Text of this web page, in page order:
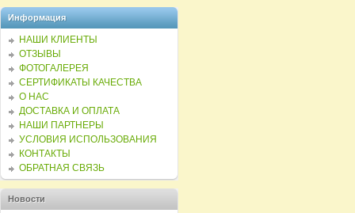
Информация
НАШИ КЛИЕНТЫ
ОТЗЫВЫ
ФОТОГАЛЕРЕЯ
СЕРТИФИКАТЫ КАЧЕСТВА
О НАС
ДОСТАВКА И ОПЛАТА
НАШИ ПАРТНЕРЫ
УСЛОВИЯ ИСПОЛЬЗОВАНИЯ
КОНТАКТЫ
ОБРАТНАЯ СВЯЗЬ
Новости